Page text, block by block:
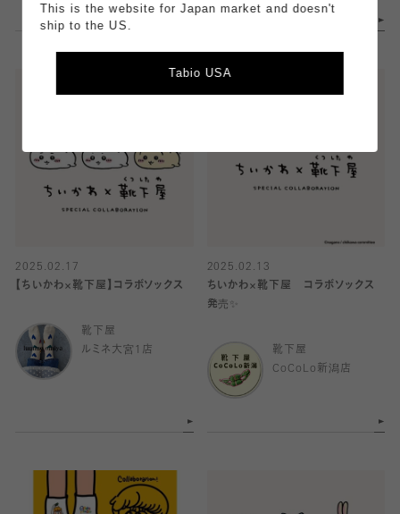
2025.02.17
【ちいかわ×靴下屋】コラボソックス
靴下屋
ルミネ大宮1店
2025.02.13
ちいかわ×靴下屋 コラボソックス
発売✨
靴下屋
CoCoLo新潟店
This is the website for Japan market and doesn't
ship to the US.
Tabio USA